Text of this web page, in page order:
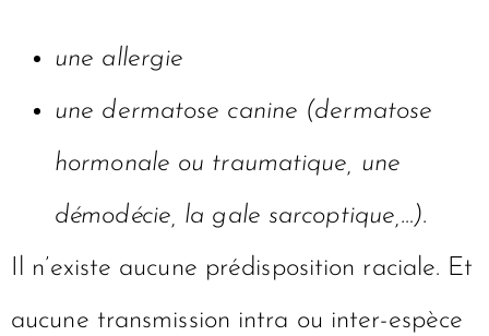
une allergie
une dermatose canine (dermatose
hormonale ou traumatique, une
démodécie, la gale sarcoptique,…).
Il n’existe aucune prédisposition raciale. Et
aucune transmission intra ou inter-espèce